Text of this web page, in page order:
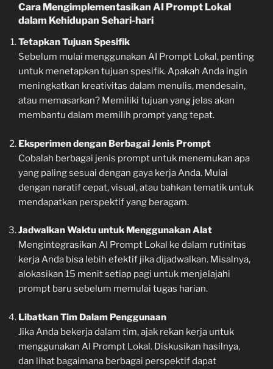
Cara Mengimplementasikan AI Prompt Lokal
dalam Kehidupan Sehari-hari
Tetapkan Tujuan Spesifik
Sebelum mulai menggunakan AI Prompt Lokal, penting
untuk menetapkan tujuan spesifik. Apakah Anda ingin
meningkatkan kreativitas dalam menulis, mendesain,
atau memasarkan? Memiliki tujuan yang jelas akan
membantu dalam memilih prompt yang tepat.
Eksperimen dengan Berbagai Jenis Prompt
Cobalah berbagai jenis prompt untuk menemukan apa
yang paling sesuai dengan gaya kerja Anda. Mulai
dengan naratif cepat, visual, atau bahkan tematik untuk
mendapatkan perspektif yang beragam.
Jadwalkan Waktu untuk Menggunakan Alat
Mengintegrasikan AI Prompt Lokal ke dalam rutinitas
kerja Anda bisa lebih efektif jika dijadwalkan. Misalnya,
alokasikan 15 menit setiap pagi untuk menjelajahi
prompt baru sebelum memulai tugas harian.
Libatkan Tim Dalam Penggunaan
Jika Anda bekerja dalam tim, ajak rekan kerja untuk
menggunakan AI Prompt Lokal. Diskusikan hasilnya,
dan lihat bagaimana berbagai perspektif dapat